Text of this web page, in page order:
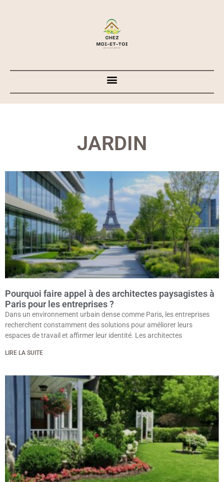
JARDIN
Pourquoi faire appel à des architectes paysagistes à
Paris pour les entreprises ?
Dans un environnement urbain dense comme Paris, les entreprises
recherchent constamment des solutions pour améliorer leurs
espaces de travail et affirmer leur identité. Les architectes
LIRE LA SUITE